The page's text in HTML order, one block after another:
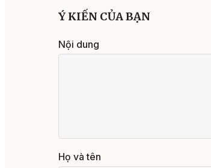
Ý KIẾN CỦA BẠN
Nội dung
Họ và tên